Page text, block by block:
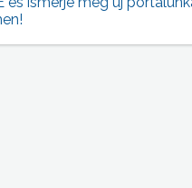
mostantól csak 2 kg
fejenként a Mátra